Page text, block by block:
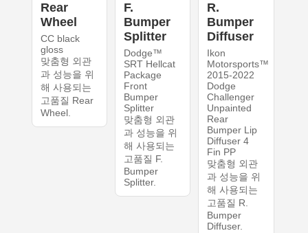
Rear
Wheel
CC black
gloss
맞춤형 외관
과 성능을 위
해 사용되는
고품질 Rear
Wheel.
F.
Bumper
Splitter
Dodge™
SRT Hellcat
Package
Front
Bumper
Splitter
맞춤형 외관
과 성능을 위
해 사용되는
고품질 F.
Bumper
Splitter.
R.
Bumper
Diffuser
Ikon
Motorsports™
2015-2022
Dodge
Challenger
Unpainted
Rear
Bumper Lip
Diffuser 4
Fin PP
맞춤형 외관
과 성능을 위
해 사용되는
고품질 R.
Bumper
Diffuser.